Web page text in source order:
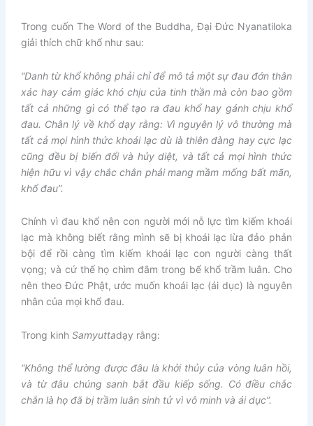
Trong cuốn The Word of the Buddha, Đại Đức Nyanatiloka
giải thích chữ khổ như sau:
“Danh từ khổ không phải chỉ để mô tả một sự đau đớn thân
xác hay cảm giác khó chịu của tinh thần mà còn bao gồm
tất cả những gì có thể tạo ra đau khổ hay gánh chịu khổ
đau. Chân lý về khổ dạy rằng: Vì nguyên lý vô thường mà
tất cả mọi hình thức khoái lạc dù là thiên đàng hay cực lạc
cũng đều bị biến đổi và hủy diệt, và tất cả mọi hình thức
hiện hữu vì vậy chắc chắn phải mang mầm mống bất mãn,
khổ đau”.
Chính vì đau khổ nên con người mới nỗ lực tìm kiếm khoái
lạc mà không biết rằng mình sẽ bị khoái lạc lừa đảo phản
bội để rồi càng tìm kiếm khoái lạc con người càng thất
vọng; và cứ thế họ chìm đắm trong bể khổ trầm luân. Cho
nên theo Đức Phật, ước muốn khoái lạc (ái dục) là nguyên
nhân của mọi khổ đau.
Trong kinhSamyuttadạy rằng:
“Không thể lường được đâu là khởi thủy của vòng luân hồi,
và từ đâu chúng sanh bắt đầu kiếp sống. Có điều chắc
chắn là họ đã bị trầm luân sinh tử vì vô minh và ái dục”.